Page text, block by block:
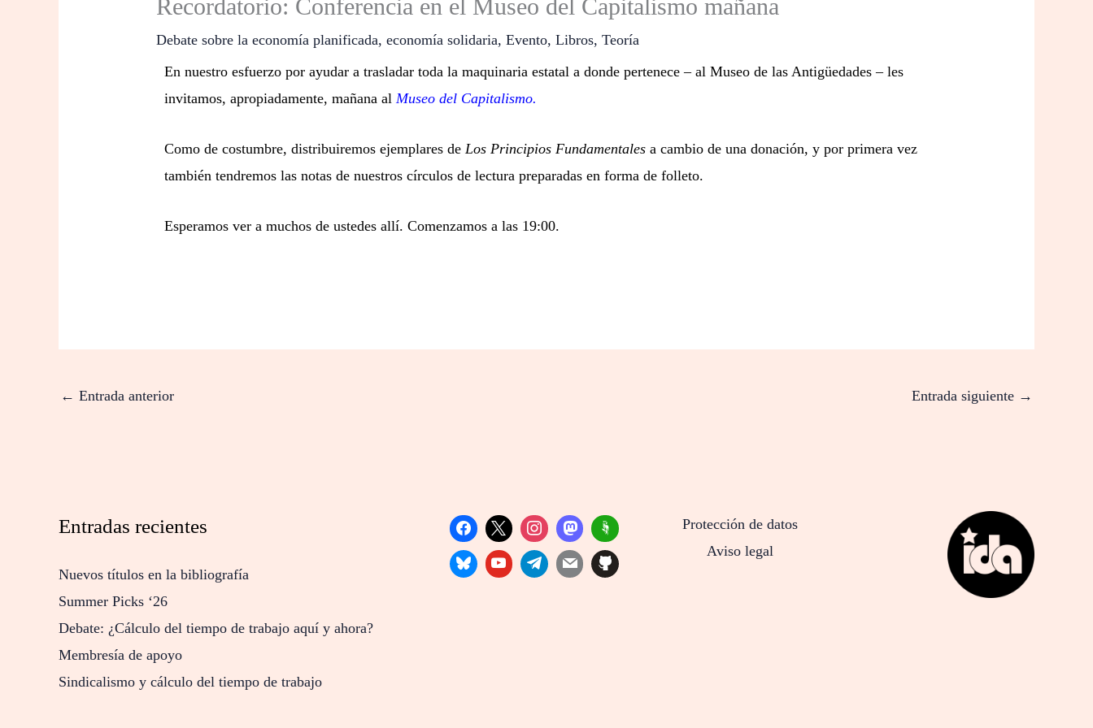
Recordatorio: Conferencia en el Museo del Capitalismo mañana
Debate sobre la economía planificada,economía solidaria,Evento,Libros,Teoría
En nuestro esfuerzo por ayudar a trasladar toda la maquinaria estatal a donde pertenece – al Museo de las Antigüedades – les
invitamos, apropiadamente, mañana alMuseo del Capitalismo.
Como de costumbre, distribuiremos ejemplares de Los Principios Fundamentales a cambio de una donación, y por primera vez
también tendremos las notas de nuestros círculos de lectura preparadas en forma de folleto.
Esperamos ver a muchos de ustedes allí. Comenzamos a las 19:00.
← Entrada anterior Entrada siguiente →
Entradas recientes
Nuevos títulos en la bibliografía
Summer Picks ‘26
Debate: ¿Cálculo del tiempo de trabajo aquí y ahora?
Membresía de apoyo
Sindicalismo y cálculo del tiempo de trabajo
Protección de datos
Aviso legal